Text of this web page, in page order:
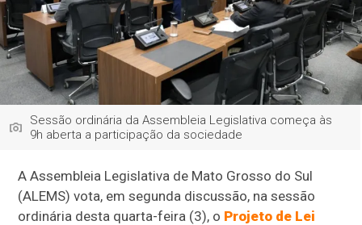
Sessão ordinária da Assembleia Legislativa começa às
9h aberta a participação da sociedade
A Assembleia Legislativa de Mato Grosso do Sul
(ALEMS) vota, em segunda discussão, na sessão
ordinária desta quarta-feira (3), o Projeto de Lei